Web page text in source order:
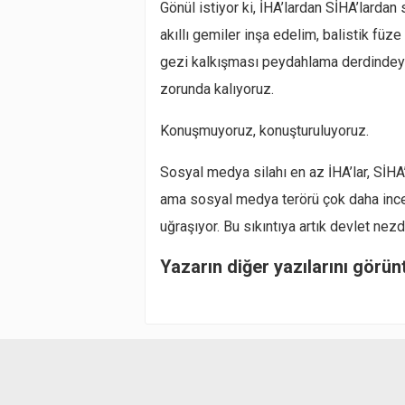
Gönül istiyor ki, İHA’lardan
akıllı gemiler inşa edelim, balistik
gezi kalkışması peydahlama
zorunda kalıyoruz.
Konuşmuyoruz, konuşturuluyoruz.
Sosyal medya silahı en az İHA’lar,
ama sosyal medya terörü çok daha
uğraşıyor. Bu sıkıntıya artık devlet
Yazarın diğer yazılarını